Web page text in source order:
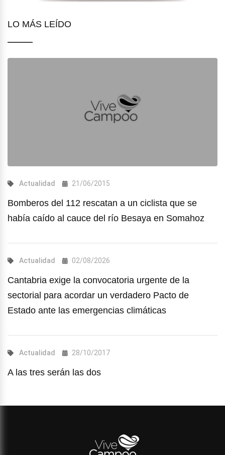
LO MÁS LEÍDO
Actualidad 21/06/2015
Bomberos del 112 rescatan a un ciclista que se
había caído al cauce del río Besaya en Somahoz
Actualidad 02/08/2026
Cantabria exige la convocatoria urgente de la
sectorial para acordar un verdadero Pacto de
Estado ante las emergencias climáticas
Actualidad 28/10/2017
A las tres serán las dos